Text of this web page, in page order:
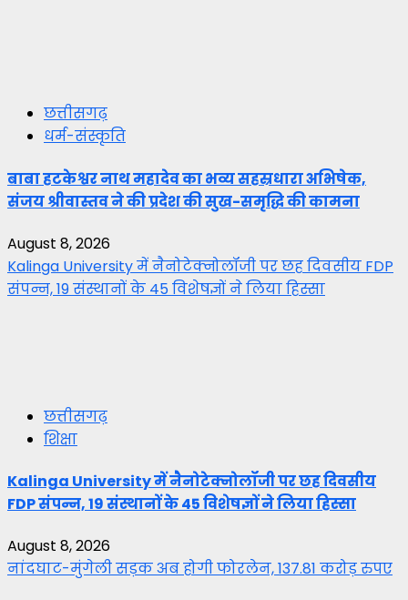
छत्तीसगढ़
धर्म-संस्कृति
बाबा हटकेश्वर नाथ महादेव का भव्य सहस्रधारा अभिषेक,
संजय श्रीवास्तव ने की प्रदेश की सुख-समृद्धि की कामना
August 8, 2026
Kalinga University में नैनोटेक्नोलॉजी पर छह दिवसीय FDP
संपन्न, 19 संस्थानों के 45 विशेषज्ञों ने लिया हिस्सा
छत्तीसगढ़
शिक्षा
Kalinga University में नैनोटेक्नोलॉजी पर छह दिवसीय
FDP संपन्न, 19 संस्थानों के 45 विशेषज्ञों ने लिया हिस्सा
August 8, 2026
नांदघाट-मुंगेली सड़क अब होगी फोरलेन, 137.81 करोड़ रुपए